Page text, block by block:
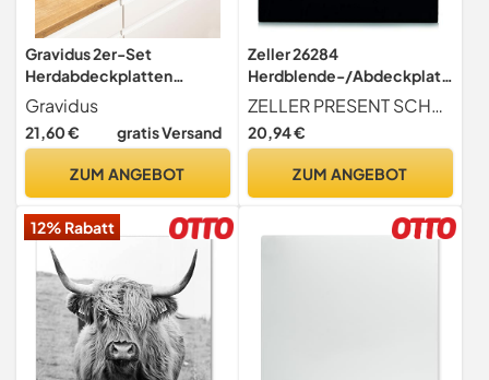
Gravidus 2er-Set
Herdabdeckplatten
Marmor Optik in Schwarz -
Ideal für stilvolle
Küchenabdeckung -
- Maße: ca. 52 x 30 x 0,5 cm
Gravidus
21,60 € gratis Versand
ZUM ANGEBOT
Zeller 26284
Herdblende-/Abdeckplatt
e, Glas, schwarz
ZELLER PRESENT SCHÖNER LEBEN. PRAKTISCH WOHNEN.
20,94 €
ZUM ANGEBOT
12% Rabatt